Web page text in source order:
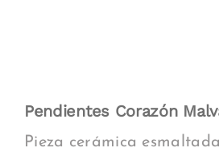
Pendientes Corazón
Pieza cerámica